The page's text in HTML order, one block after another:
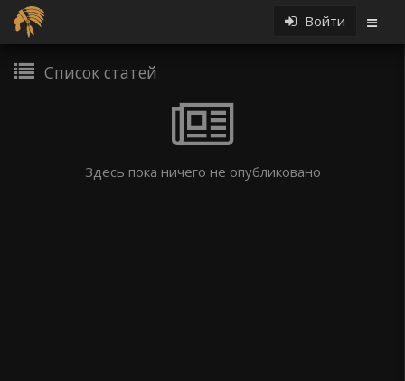
Войти
Список статей
Здесь пока ничего не опубликовано